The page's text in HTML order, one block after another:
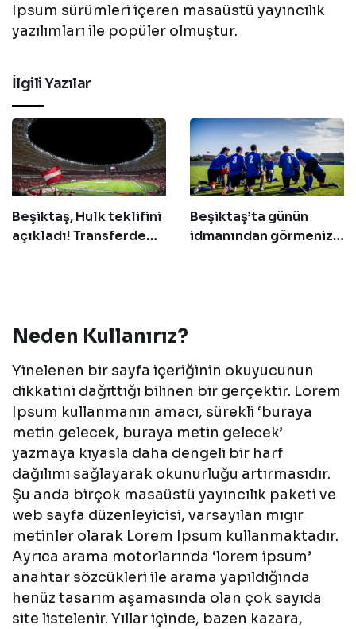
Ipsum sürümleri içeren masaüstü yayıncılık
yazılımları ile popüler olmuştur.
İlgili Yazılar
Beşiktaş, Hulk teklifini
açıkladı! Transferde
Beşiktaş’ta günün
idmanından görmeniz
Neden Kullanırız?
Yinelenen bir sayfa içeriğinin okuyucunun
dikkatini dağıttığı bilinen bir gerçektir. Lorem
Ipsum kullanmanın amacı, sürekli ‘buraya
metin gelecek, buraya metin gelecek’
yazmaya kıyasla daha dengeli bir harf
dağılımı sağlayarak okunurluğu artırmasıdır.
Şu anda birçok masaüstü yayıncılık paketi ve
web sayfa düzenleyicisi, varsayılan mıgır
metinler olarak Lorem Ipsum kullanmaktadır.
Ayrıca arama motorlarında ‘lorem ipsum’
anahtar sözcükleri ile arama yapıldığında
henüz tasarım aşamasında olan çok sayıda
site listelenir. Yıllar içinde, bazen kazara,